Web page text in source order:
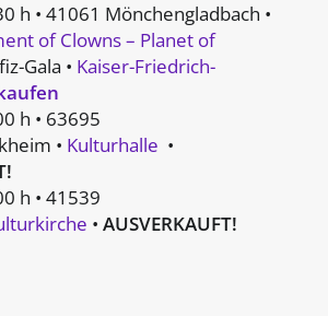
h • 41061 Mönchengladbach •
of Clowns – Planet of
Gala • Kaiser-Friedrich-
h • 63695
• Kulturhalle •
h • 41539
• AUSVERKAUFT!